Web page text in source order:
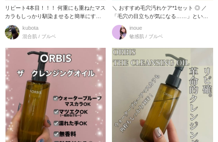
リピート4本目！！！ 何重にも重ねたマス
カラもしっかり馴染ませると簡単にする
んっ！とオフ
kubota
混合肌 / ブルベ
＼ おすすめ毛穴汚れケア*1セット ◎ ／
「毛穴の目立ちが気になる……」という
時にぜひ
inoue
敏感肌 / ブルベ